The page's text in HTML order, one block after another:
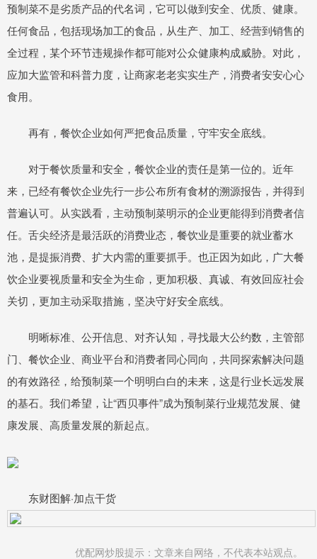
预制菜不是劣质产品的代名词，它可以做到安全、优质、健康。
任何食品，包括现场加工的食品，从生产、加工、经营到销售的
全过程，某个环节违规操作都可能对公众健康构成威胁。对此，
应加大监管和科普力度，让商家老老实实生产，消费者安安心心
食用。
再有，餐饮企业如何严把食品质量，守牢安全底线。
对于餐饮质量和安全，餐饮企业的责任是第一位的。近年
来，已经有餐饮企业先行一步公布所有食材的溯源报告，并得到
普遍认可。从实践看，主动预制菜明示的企业更能得到消费者信
任。舌尖经济是最活跃的消费业态，餐饮业是重要的就业蓄水
池，是提振消费、扩大内需的重要抓手。也正因为如此，广大餐
饮企业要视质量和安全为生命，更加积极、真诚、有效回应社会
关切，更加主动采取措施，坚决守好安全底线。
明晰标准、公开信息、对齐认知，寻找最大公约数，主管部
门、餐饮企业、商业平台和消费者同心同向，共同探索解决问题
的有效路径，给预制菜一个明明白白的未来，这是行业长远发展
的基石。我们希望，让“西贝事件”成为预制菜行业规范发展、健
康发展、高质量发展的新起点。
东财图解·加点干货
优配网炒股提示：文章来自网络，不代表本站观点。